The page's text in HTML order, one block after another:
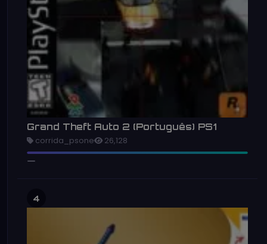
Grand Theft Auto 2 (Português) PS1
corrida_psone 26,128
4